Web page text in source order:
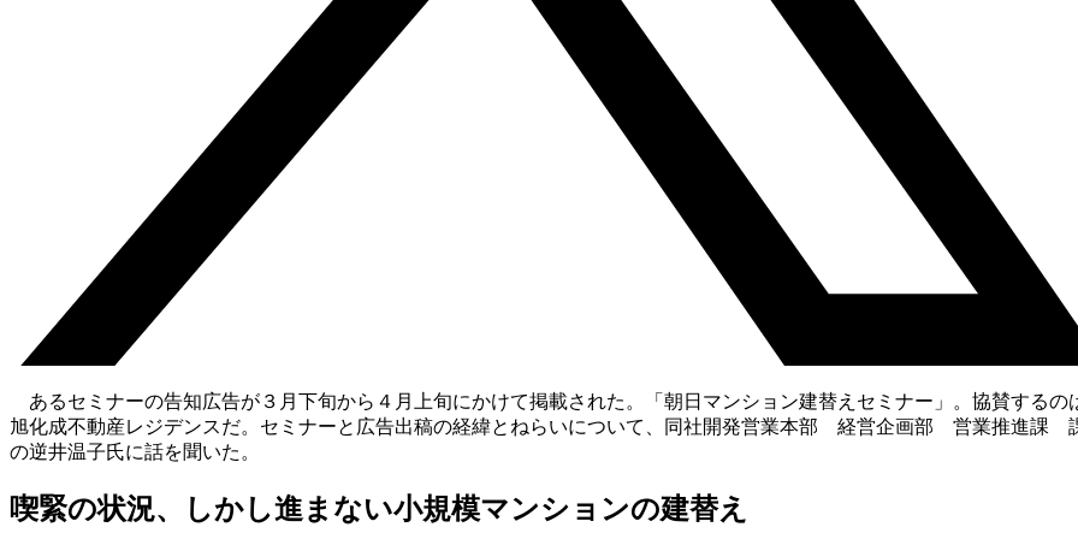
あるセミナーの告知広告が３月下旬から４月上旬にかけて掲載された。「朝日マンション建替えセミナー」。協賛するの
旭化成不動産レジデンスだ。セミナーと広告出稿の経緯とねらいについて、同社開発営業本部 経営企画部 営業推進課
の逆井温子氏に話を聞いた。
喫緊の状況、しかし進まない小規模マンションの建替え